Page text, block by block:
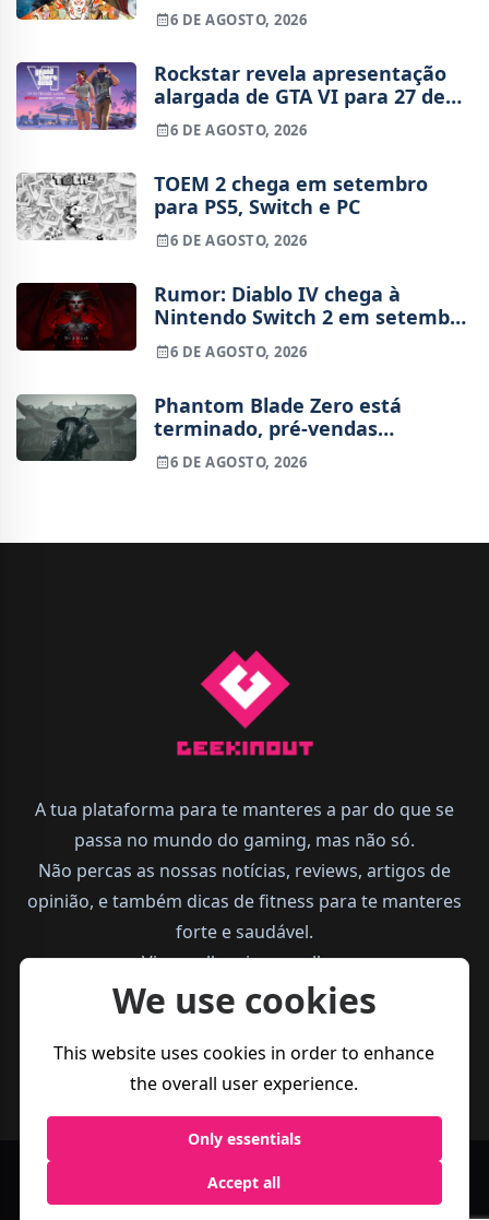
6 DE AGOSTO, 2026
Rockstar revela apresentação
alargada de GTA VI para 27 de
agosto
6 DE AGOSTO, 2026
TOEM 2 chega em setembro
para PS5, Switch e PC
6 DE AGOSTO, 2026
Rumor: Diablo IV chega à
Nintendo Switch 2 em setembro
e vai custar o preço de um jogo
novo
6 DE AGOSTO, 2026
Phantom Blade Zero está
terminado, pré-vendas
começam na próxima semana
6 DE AGOSTO, 2026
A tua plataforma para te manteres a par do que se
passa no mundo do gaming, mas não só.
Não percas as nossas notícias, reviews, artigos de
opinião, e também dicas de fitness para te manteres
forte e saudável.
Vive melhor, joga melhor.
Business
Política de
We use cookies
This website uses cookies in order to enhance
the overall user experience.
Only essentials
Accept all